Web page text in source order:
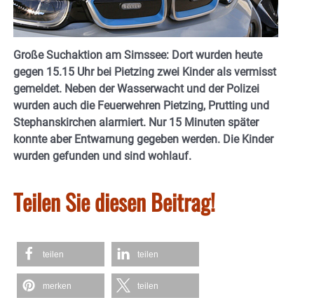
Große Suchaktion am Simssee: Dort wurden heute
gegen 15.15 Uhr bei Pietzing zwei Kinder als vermisst
gemeldet. Neben der Wasserwacht und der Polizei
wurden auch die Feuerwehren Pietzing, Prutting und
Stephanskirchen alarmiert. Nur 15 Minuten später
konnte aber Entwarnung gegeben werden. Die Kinder
wurden gefunden und sind wohlauf.
Teilen Sie diesen Beitrag!
teilen teilen
merken teilen